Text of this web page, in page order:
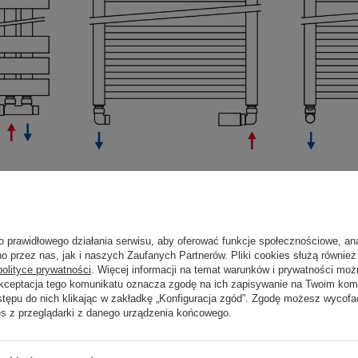
grzałki, należy dodatkowo dokupić zaślepkę ½" do
zastosowanie niezamarzającego płynu LIKIDO, który równiez
techniczna grzejnika. Grzałki z termostatem regulują
działania serwisu, aby oferować funkcje społecznościowe,
przez nas, jak i naszych Zaufanych Partnerów. Pliki cookies służą
prywatności. Więcej informacji na temat warunków i prywatności
tego komunikatu oznacza zgodę na ich zapisywanie na Twoim
do nich klikając w zakładkę „Konfiguracja zgód”. Zgodę możesz
z przeglądarki z danego urządzenia końcowego.